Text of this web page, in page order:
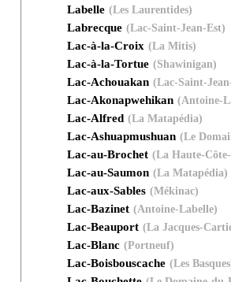
Labelle (Les Laurentides)
Labrecque (Lac-Saint-Jean-Est)
Lac-à-la-Croix (La Mitis)
Lac-à-la-Tortue (Shawinigan)
Lac-Achouakan (Lac-Saint-
Lac-Akonapwehikan (Antoine-
Lac-Alfred (La Matapédia)
Lac-Ashuapmushuan (Le
Lac-au-Brochet (La Haute-
Lac-au-Saumon (La Matapédia)
Lac-aux-Sables (Mékinac)
Lac-Bazinet (Antoine-Labelle)
Lac-Beauport (La Jacques-
Lac-Blanc (Portneuf)
Lac-Boisbouscache (Les